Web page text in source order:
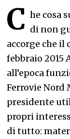
C he cosa
di non
accorge che il
febbraio 2015
all’epoca
Ferrovie Nord
presidente
propri
di tutto: